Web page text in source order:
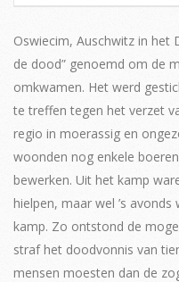
Oswiecim, Auschwitz in het
de dood” genoemd om de
omkwamen. Het werd
te treffen tegen het verzet
regio in moerassig en
woonden nog enkele
bewerken. Uit het kamp
hielpen, maar wel ’s
kamp. Zo ontstond de
straf het doodvonnis van
mensen moesten dan de